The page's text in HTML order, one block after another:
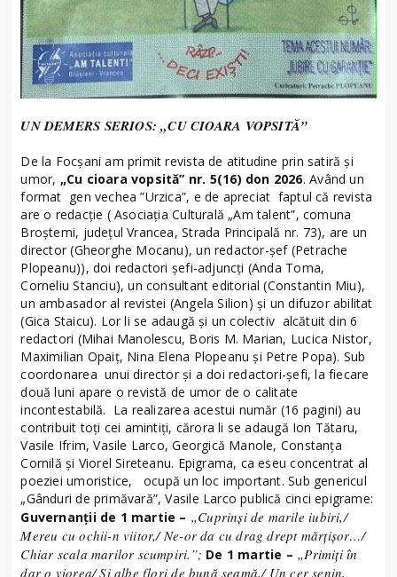
UN DEMERS SERIOS: „CU CIOARA VOPSITĂ”
De la Focșani am primit revista de atitudine prin satiră și
umor, „Cu cioara vopsită” nr. 5(16) don 2026. Având un
format gen vechea ”Urzica”, e de apreciat faptul că revista
are o redacție ( Asociația Culturală „Am talent”, comuna
Broștemi, județul Vrancea, Strada Principală nr. 73), are un
director (Gheorghe Mocanu), un redactor-șef (Petrache
Plopeanu)), doi redactori șefi-adjuncți (Anda Toma,
Corneliu Stanciu), un consultant editorial (Constantin Miu),
un ambasador al revistei (Angela Silion) și un difuzor abilitat
(Gica Staicu). Lor li se adaugă și un colectiv alcătuit din 6
redactori (Mihai Manolescu, Boris M. Marian, Lucica Nistor,
Maximilian Opaiț, Nina Elena Plopeanu și Petre Popa). Sub
coordonarea unui director și a doi redactori-șefi, la fiecare
două luni apare o revistă de umor de o calitate
incontestabilă. La realizarea acestui număr (16 pagini) au
contribuit toți cei amintiți, cărora li se adaugă Ion Tătaru,
Vasile Ifrim, Vasile Larco, Georgică Manole, Constanța
Cornilă și Viorel Sireteanu. Epigrama, ca eseu concentrat al
poeziei umoristice, ocupă un loc important. Sub genericul
„Gânduri de primăvară”, Vasile Larco publică cinci epigrame:
Guvernanții de 1 martie – „Cuprinși de marile iubiri,/
Mereu cu ochii-n viitor,/ Ne-or da cu drag drept mărțișor…/
Chiar scala marilor scumpiri.”; De 1 martie – „Primiți în
dar o viorea/ Și albe flori de bună seamă,/ Un cer senin,